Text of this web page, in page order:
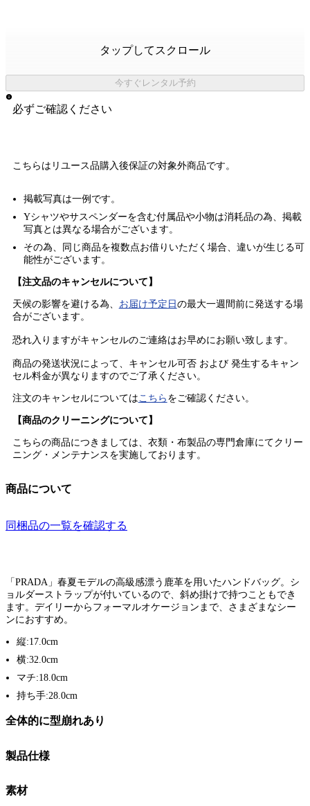
タップしてスクロール
今すぐレンタル予約
必ずご確認ください
こちらはリユース品購入後保証の対象外商品です。
掲載写真は一例です。
Yシャツやサスペンダーを含む付属品や小物は消耗品の為、掲載
写真とは異なる場合がございます。
その為、同じ商品を複数点お借りいただく場合、違いが生じる可
能性がございます。
【注文品のキャンセルについて】
天候の影響を避ける為、 お届け予定日 の最大一週間前に発送する場
合がございます。
恐れ入りますがキャンセルのご連絡はお早めにお願い致します。
商品の発送状況によって、キャンセル可否 および 発生するキャン
セル料金が異なりますのでご了承ください。
注文のキャンセルについてはこちら をご確認ください。
【商品のクリーニングについて】
こちらの商品につきましては、衣類・布製品の専門倉庫にてクリー
ニング・メンテナンスを実施しております。
商品について
同梱品の一覧を確認する
「PRADA」春夏モデルの高級感漂う鹿革を用いたハンドバッグ。シ
ョルダーストラップが付いているので、斜め掛けで持つこともでき
ます。デイリーからフォーマルオケージョンまで、さまざまなシー
ンにおすすめ。
縦:17.0cm
横:32.0cm
マチ:18.0cm
持ち手:28.0cm
全体的に型崩れあり
製品仕様
素材